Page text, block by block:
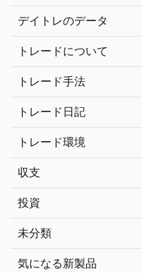
デイトレのデータ
トレードについて
トレード手法
トレード日記
トレード環境
収支
投資
未分類
気になる新製品